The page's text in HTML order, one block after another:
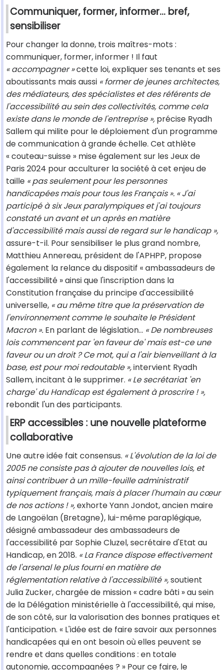
Communiquer, former, informer... bref,
sensibiliser
Pour changer la donne, trois maîtres-mots :
communiquer, former, informer ! Il faut
« accompagner »cette loi, expliquer ses tenants et ses
aboutissants mais aussi « former de jeunes architectes,
des médiateurs, des spécialistes et des référents de
l'accessibilité au sein des collectivités, comme cela
existe dans le monde de l'entreprise », précise Ryadh
Sallem qui milite pour le déploiement d'un programme
de communication à grande échelle. Cet athlète
« couteau-suisse » mise également sur les Jeux de
Paris 2024 pour acculturer la société à cet enjeu de
taille « pas seulement pour les personnes
handicapées mais pour tous les Français ». « J'ai
participé à six Jeux paralympiques et j'ai toujours
constaté un avant et un après en matière
d'accessibilité mais aussi de regard sur le handicap »,
assure-t-il. Pour sensibiliser le plus grand nombre,
Matthieu Annereau, président de l'APHPP, propose
également la relance du dispositif « ambassadeurs de
l'accessibilité » ainsi que l'inscription dans la
Constitution française du principe d'accessibilité
universelle, « au même titre que la préservation de
l'environnement comme le souhaite le Président
Macron ». En parlant de législation... «De nombreuses
lois commencent par 'en faveur de' mais est-ce une
faveur ou un droit ? Ce mot, qui a l'air bienveillant à la
base, est pour moi redoutable »,intervient Ryadh
Sallem, incitant à le supprimer. « Le secrétariat 'en
charge' du Handicap est également à proscrire ! »,
rebondit l'un des participants.
ERP accessibles : une nouvelle plateforme
collaborative
Une autre idée fait consensus. « L'évolution de la loi de
2005 ne consiste pas à ajouter de nouvelles lois, et
ainsi contribuer à un mille-feuille administratif
typiquement français, mais à placer l'humain au cœur
de nos actions ! »,exhorte Yann Jondot, ancien maire
de Langoëlan (Bretagne), lui-même paraplégique,
désigné ambassadeur des ambassadeurs de
l'accessibilité par Sophie Cluzel, secrétaire d'Etat au
Handicap, en 2018. « La France dispose effectivement
de l'arsenal le plus fourni en matière de
réglementation relative à l'accessibilité »,soutient
Julia Zucker, chargée de mission « cadre bâti » au sein
de la Délégation ministérielle à l'accessibilité, qui mise,
de son côté, sur la valorisation des bonnes pratiques et
l'anticipation. « L'idée est de faire savoir aux personnes
handicapées qui en ont besoin où elles peuvent se
rendre et dans quelles conditions : en totale
autonomie, accompagnées ? » Pour ce faire, le